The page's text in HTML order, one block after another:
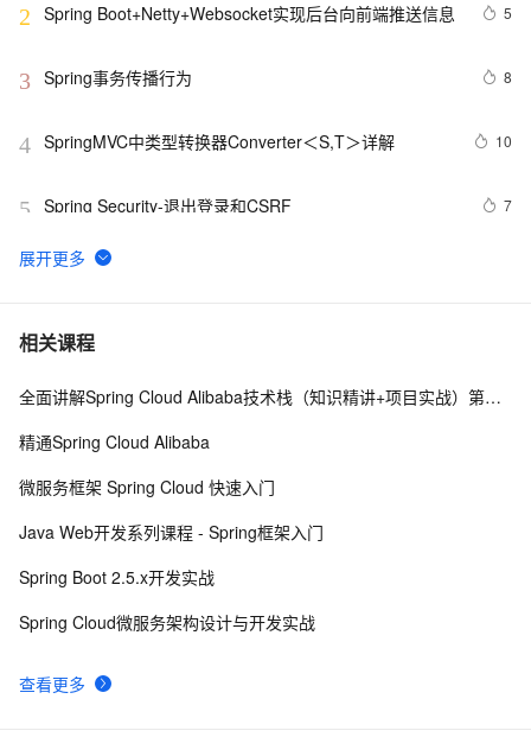
2 Spring Boot+Netty+Websocket实现后台向前端推送信息 5
3 Spring事务传播行为 8
4 SpringMVC中类型转换器Converter＜S,T＞详解 10
5 7
6 spring boot 2以上版本整合mybatis
7
8 使用Spring缓存的简单Demo 774
10使用Spring Cloud Stream集成消息中间件
相关课程
查看更多
全面讲解Spring Cloud Alibaba技术栈（知识精讲+项目实战）第二阶段
精通Spring Cloud Alibaba
微服务框架 Spring Cloud 快速入门
Java Web开发系列课程 - Spring框架入门
Spring Boot 2.5.x开发实战
Spring Cloud微服务架构设计与开发实战